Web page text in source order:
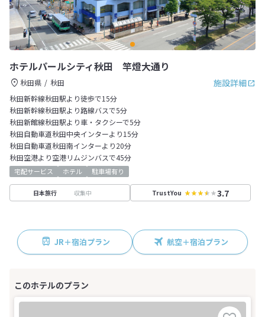
ホテルパールシティ秋田 竿燈大通り
施設詳細
秋田県
秋田
秋田新幹線秋田駅より徒歩で15分
秋田新幹線秋田駅より路線バスで5分
秋田新館線秋田駅より車・タクシーで5分
秋田自動車道秋田中央インターより15分
秋田自動車道秋田南インターより20分
秋田空港より空港リムジンバスで45分
宅配サービス ホテル 駐車場有り
日本旅行 収集中 TrustYou 3.7
JR＋宿泊プラン 航空＋宿泊プラン